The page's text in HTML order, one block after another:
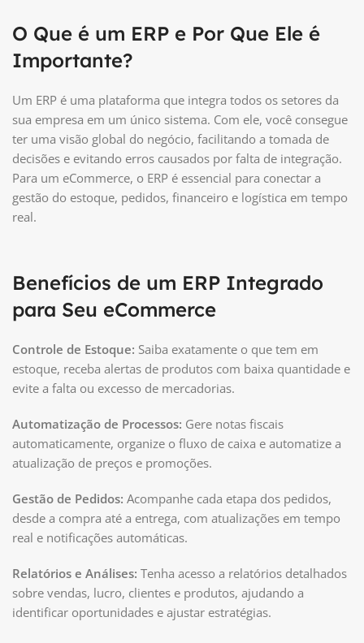
O Que é um ERP e Por Que Ele é
Importante?
Um ERP é uma plataforma que integra todos os setores da
sua empresa em um único sistema. Com ele, você consegue
ter uma visão global do negócio, facilitando a tomada de
decisões e evitando erros causados por falta de integração.
Para um eCommerce, o ERP é essencial para conectar a
gestão do estoque, pedidos, financeiro e logística em tempo
real.
Benefícios de um ERP Integrado
para Seu eCommerce
Controle de Estoque: Saiba exatamente o que tem em
estoque, receba alertas de produtos com baixa quantidade e
evite a falta ou excesso de mercadorias.
Automatização de Processos: Gere notas fiscais
automaticamente, organize o fluxo de caixa e automatize a
atualização de preços e promoções.
Gestão de Pedidos: Acompanhe cada etapa dos pedidos,
desde a compra até a entrega, com atualizações em tempo
real e notificações automáticas.
Relatórios e Análises: Tenha acesso a relatórios detalhados
sobre vendas, lucro, clientes e produtos, ajudando a
identificar oportunidades e ajustar estratégias.